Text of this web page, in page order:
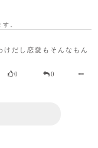
。
けだし恋愛もそんなもん
0 0